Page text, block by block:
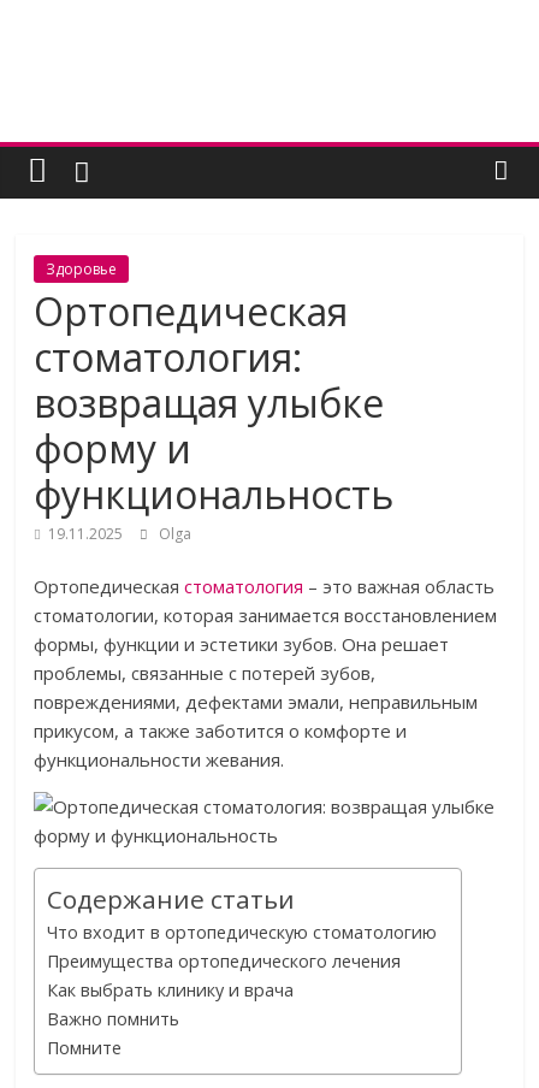
Женский
угодник
Блог
полезных
статей
для
женщин
Здоровье
Ортопедическая
стоматология:
возвращая улыбке
форму и
функциональность
19.11.2025 Olga
Ортопедическаястоматология – это важная область
стоматологии, которая занимается восстановлением
формы, функции и эстетики зубов. Она решает
проблемы, связанные с потерей зубов,
повреждениями, дефектами эмали, неправильным
прикусом, а также заботится о комфорте и
функциональности жевания.
Содержание статьи
Что входит в ортопедическую стоматологию
Преимущества ортопедического лечения
Как выбрать клинику и врача
Важно помнить
Помните